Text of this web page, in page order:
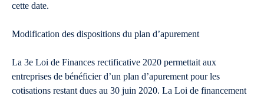
cette date.
Modification des dispositions du plan d’apurement
La 3e Loi de Finances rectificative 2020 permettait aux
entreprises de bénéficier d’un plan d’apurement pour les
cotisations restant dues au 30 juin 2020. La Loi de financement